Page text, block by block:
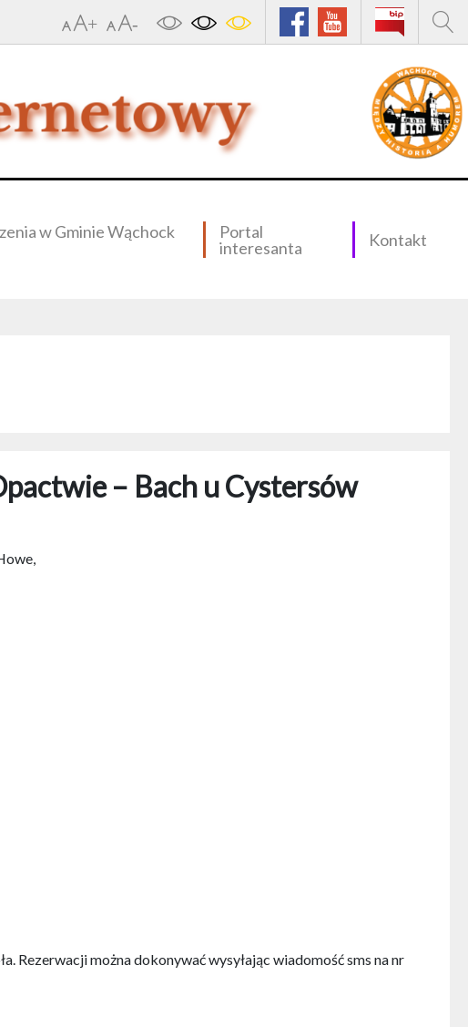
w Gminie Wąchock
Portal
interesanta
Kontakt
– Bach u Cystersów
można dokonywać wysyłając wiadomość sms na nr